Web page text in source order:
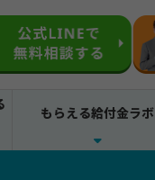
もらえる給付金ラボ